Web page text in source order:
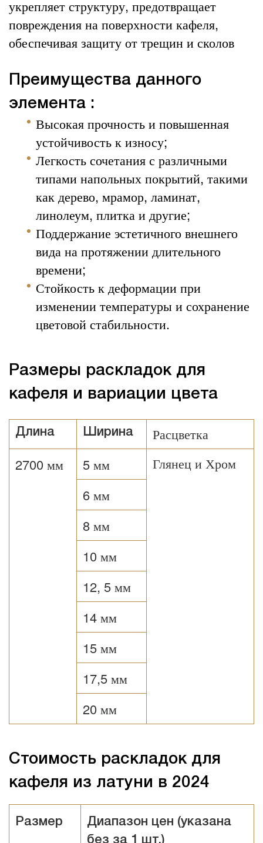
укрепляет структуру, предотвращает
повреждения на поверхности кафеля,
обеспечивая защиту от трещин и сколов
Преимущества данного
элемента :
Высокая прочность и повышенная
устойчивость к износу;
Легкость сочетания с различными
типами напольных покрытий, такими
как дерево, мрамор, ламинат,
линолеум, плитка и другие;
Поддержание эстетичного внешнего
вида на протяжении длительного
времени;
Стойкость к деформации при
изменении температуры и сохранение
цветовой стабильности.
Размеры раскладок для
кафеля и вариации цвета
Длина Ширина
Расцветка
2700 мм
5 мм
Глянец и Хром
6 мм
8 мм
10 мм
12, 5 мм
14 мм
15 мм
17,5 мм
20 мм
Стоимость раскладок для
кафеля из латуни в 2024
Размер
Диапазон цен (указана
без за 1 шт.)